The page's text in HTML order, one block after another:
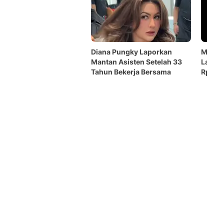
Diana Pungky Laporkan
Mantan Asisten Setelah 33
Tahun Bekerja Bersama